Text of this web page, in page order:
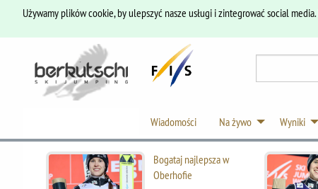
Używamy plików cookie, by ulepszyć nasze usługi i zintegrować social media.
Wiadomości Na żywo Wyniki
Bogataj najlepsza w
Oberhofie